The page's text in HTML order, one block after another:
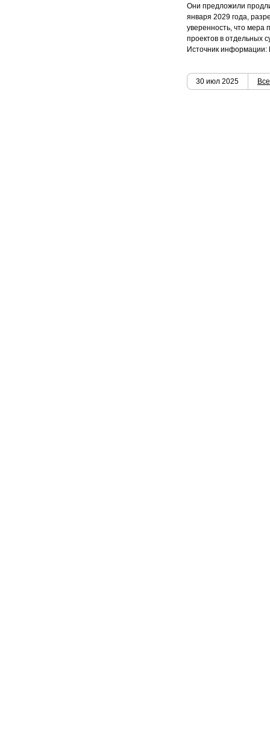
Они предложили
января 2029 года,
уверенность, что мера
проектов в отдельных
Источник информации:
30 июл 2025